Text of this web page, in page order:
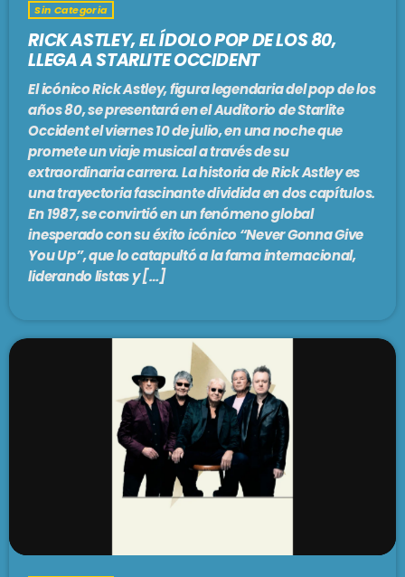
Sin Categoria
RICK ASTLEY, EL ÍDOLO POP DE LOS 80,
LLEGA A STARLITE OCCIDENT
El icónico Rick Astley, figura legendaria del pop de los
años 80, se presentará en el Auditorio de Starlite
Occident el viernes 10 de julio, en una noche que
promete un viaje musical a través de su
extraordinaria carrera. La historia de Rick Astley es
una trayectoria fascinante dividida en dos capítulos.
En 1987, se convirtió en un fenómeno global
inesperado con su éxito icónico “Never Gonna Give
You Up”, que lo catapultó a la fama internacional,
liderando listas y […]